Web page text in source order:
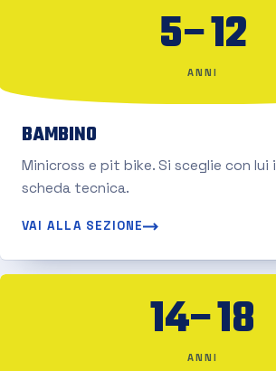
5–12
ANNI
BAMBINO
Minicross e pit bike. Si sceglie con lui
scheda tecnica.
VAI ALLA SEZIONE
14–18
ANNI